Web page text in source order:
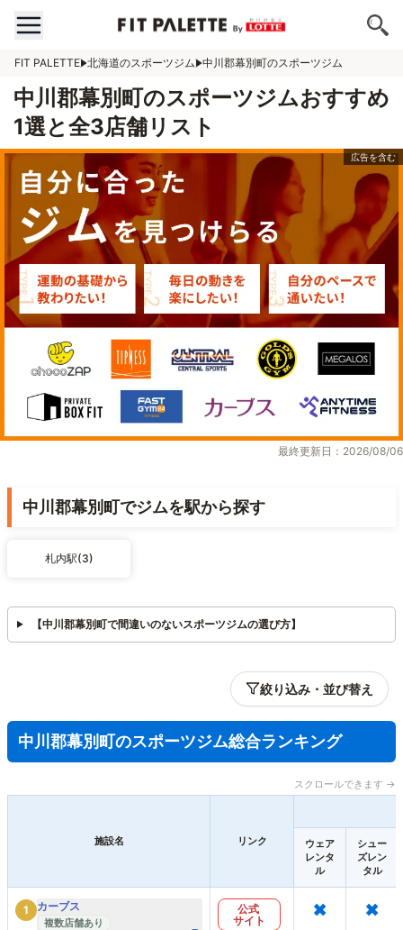
FIT PALETTE 北海道のスポーツジム 中川郡幕別町のスポーツジム
中川郡幕別町のスポーツジムおすすめ
1選と全3店舗リスト
最終更新日：2026/08/06
中川郡幕別町でジムを駅から探す
札内駅(3)
【中川郡幕別町で間違いのないスポーツジムの選び方】
絞り込み・並び替え
中川郡幕別町のスポーツジム総合ランキング
スクロールできます →
施設名 リンク
ウェア
レンタ
ル
シュー
ズレン
タル
1 カーブス
複数店舗あり
公式
サイト
× ×